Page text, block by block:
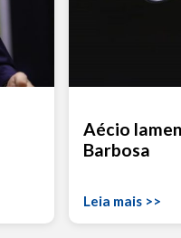
Aécio
Barbosa
Leia mais >>